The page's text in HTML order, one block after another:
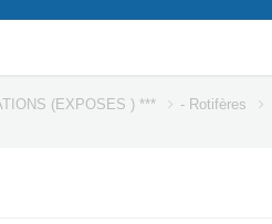
(EXPOSES ) *** - Rotifères